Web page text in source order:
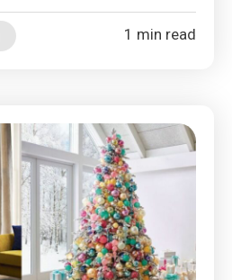
1 min read